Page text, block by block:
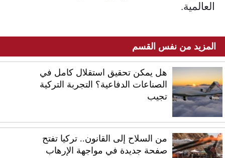
العالمية.
المزيد من نفس القسم
هل يمكن تحقيق استقلال كامل في
الصناعات الدفاعية؟ التجربة التركية
تجيب
من السلاح إلى القانون.. تركيا تفتح
صفحة جديدة في مواجهة الإرهاب